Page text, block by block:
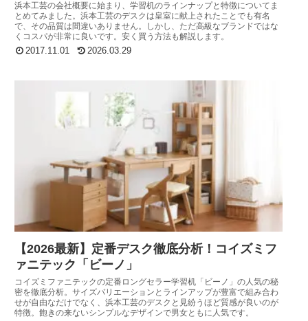
浜本工芸の会社概要に始まり、学習机のラインナップと特徴についてま
とめてみました。浜本工芸のデスクは皇室に献上されたことでも有名
で、その品質は間違いありません。しかし、ただ高級なブランドではな
くコスパが非常に良いです。安く買う方法も解説します。
2017.11.01
2026.03.29
【2026最新】定番デスク徹底分析！コイズミフ
ァニテック「ビーノ」
コイズミファニテックの定番ロングセラー学習机「ビーノ」の人気の秘
密を徹底分析。サイズバリエーションとラインアップが豊富で組み合わ
せが自由なだけでなく、浜本工芸のデスクと見紛うほど質感が良いのが
特徴。飽きの来ないシンプルなデザインで男女ともに人気です。